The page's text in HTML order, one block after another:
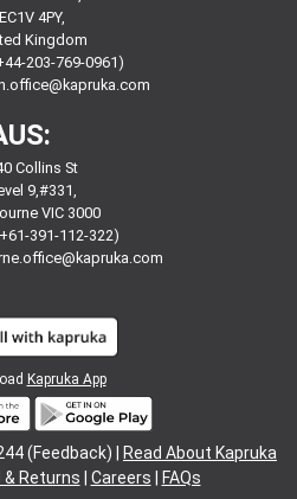
EC1V 4PY,
Kingdom
203-769-0961)
Collins St
9,#331,
VIC 3000
391-112-322)
Kapruka App
(Feedback) |
Read About Kapruka
& Returns Careers FAQs